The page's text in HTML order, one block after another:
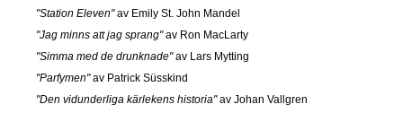
"Station Eleven"av Emily St. John Mandel
"Jag minns att jag sprang"av Ron MacLarty
"Simma med de drunknade"av Lars Mytting
"Parfymen"av Patrick Süsskind
"Den vidunderliga kärlekens historia"av Johan Vallgren